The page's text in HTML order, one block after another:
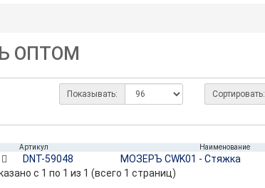
ОПТОМ
Сортировать:
Показывать:
Артикул Наименование
DNT-59048 МОЗЕРЪ CWK01 - Стяжка
с 1 по 1 из 1 (всего 1 страниц)